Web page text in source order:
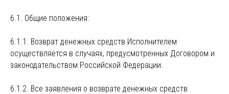
6.1. Общие положения:
6.1.1. Возврат денежных средств Исполнителем
осуществляется в случаях, предусмотренных Договором и
законодательством Российской Федерации.
6.1.2. Все заявления о возврате денежных средств